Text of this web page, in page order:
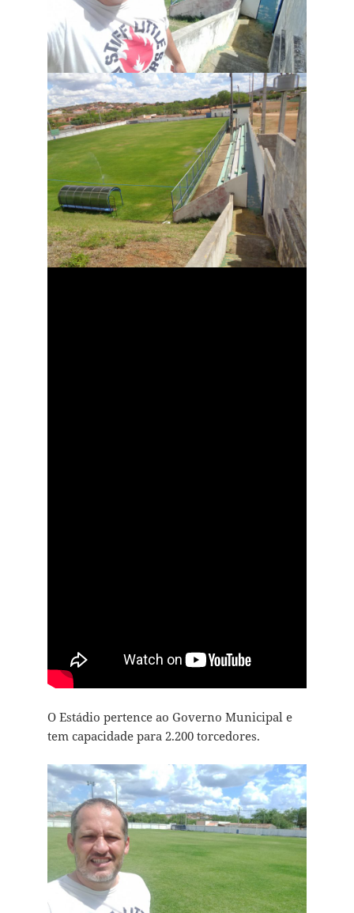
O Estádio pertence ao Governo Municipal e
tem capacidade para 2.200 torcedores.